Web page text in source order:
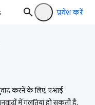
प्रवेश करें
करने के लिए, एआई
में गलतियां हो सकती हैं.